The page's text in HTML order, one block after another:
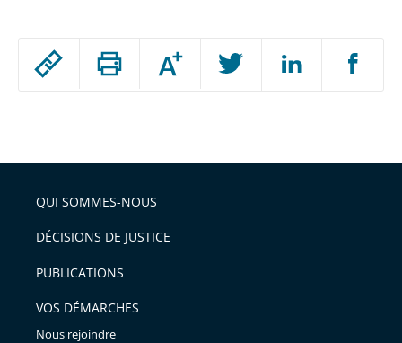
Passer
arriver
après
Augmenter
ou
l'article
pour
avant
QUI SOMMES-NOUS
DÉCISIONS DE JUSTICE
PUBLICATIONS
VOS DÉMARCHES
Nous rejoindre